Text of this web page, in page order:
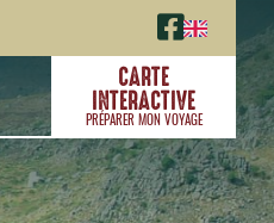
CARTE
INTERACTIVE
PRÉPARER MON VOYAGE